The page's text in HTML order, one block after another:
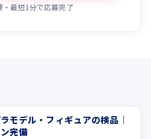
・最短1分で応募完了
モデル・フィギュアの検品｜
完備